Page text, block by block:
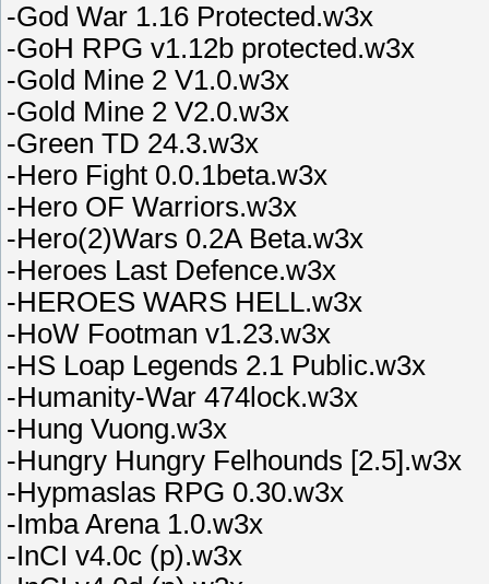
-God War 1.16 Protected.w3x
-GoH RPG v1.12b protected.w3x
-Gold Mine 2 V1.0.w3x
-Gold Mine 2 V2.0.w3x
-Green TD 24.3.w3x
-Hero Fight 0.0.1beta.w3x
-Hero OF Warriors.w3x
-Hero(2)Wars 0.2A Beta.w3x
-Heroes Last Defence.w3x
-HEROES WARS HELL.w3x
-HoW Footman v1.23.w3x
-HS Loap Legends 2.1 Public.w3x
-Humanity-War 474lock.w3x
-Hung Vuong.w3x
-Hungry Hungry Felhounds [2.5].w3x
-Hypmaslas RPG 0.30.w3x
-Imba Arena 1.0.w3x
-InCI v4.0c (p).w3x